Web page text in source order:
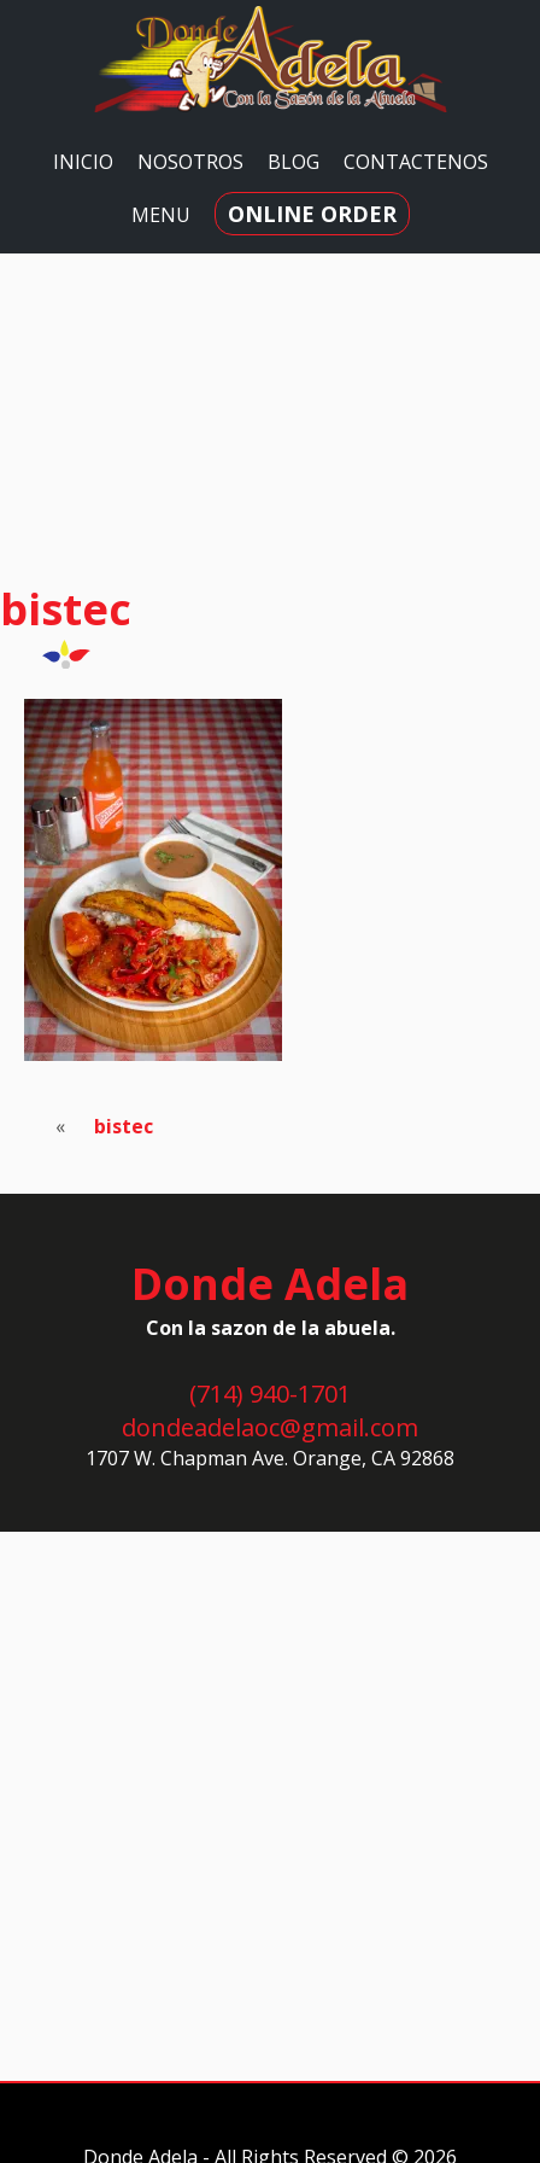
INICIO NOSOTROS BLOG
CONTACTENOS
MENU
ONLINE ORDER
bistec
« bistec
Donde Adela
Con la sazon de la abuela.
(714) 940-1701
dondeadelaoc@gmail.com
1707 W. Chapman Ave. Orange, CA 92868
Donde Adela - All Rights Reserved © 2026